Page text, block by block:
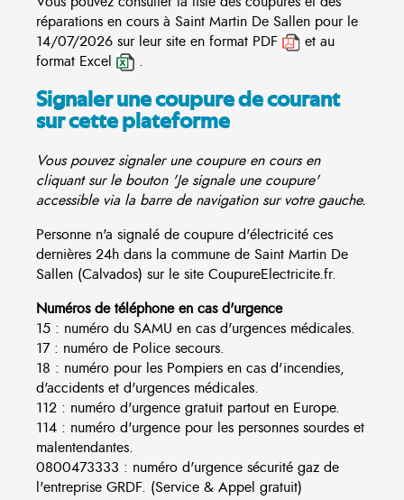
réparations en cours à Saint Martin De Sallen pour le
14/07/2026 sur leur site en format PDF
et au
format Excel
.
Signaler une coupure de courant
sur cette plateforme
Vous pouvez signaler une coupure en cours en
cliquant sur le bouton 'Je signale une coupure'
accessible via la barre de navigation sur votre gauche.
Personne n'a signalé de coupure d'électricité ces
dernières 24h dans la commune de Saint Martin De
Sallen (Calvados) sur le site CoupureElectricite.fr.
Numéros de téléphone en cas d'urgence
15 : numéro du SAMU en cas d'urgences médicales.
17 : numéro de Police secours.
18 : numéro pour les Pompiers en cas d'incendies,
d'accidents et d'urgences médicales.
112 : numéro d'urgence gratuit partout en Europe.
114 : numéro d'urgence pour les personnes sourdes et
malentendantes.
0800473333 : numéro d'urgence sécurité gaz de
l'entreprise GRDF. (Service & Appel gratuit)